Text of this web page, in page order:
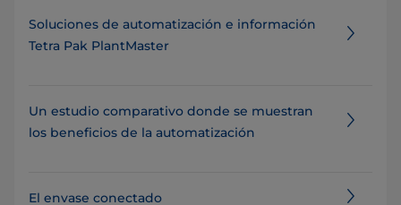
Soluciones de automatización e información
Tetra Pak PlantMaster
Un estudio comparativo donde se muestran
los beneficios de la automatización
El envase conectado